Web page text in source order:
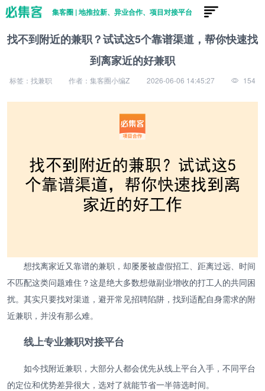
集客圈 | 地推拉新、异业合作、项目对接平台
找不到附近的兼职？试试这5个靠谱渠道，帮你快速找
到离家近的好兼职
标签：找兼职 作者：集客圈小编Z 2026-06-06 14:45:27 154
想找离家近又靠谱的兼职，却屡屡被虚假招工、距离过远、时间
不匹配这类问题难住？这是绝大多数想做副业增收的打工人的共同困
扰。其实只要找对渠道，避开常见招聘陷阱，找到适配自身需求的附
近兼职，并没有那么难。
线上专业兼职对接平台
如今找附近兼职，大部分人都会优先从线上平台入手，不同平台
的定位和优势差异很大，选对了就能节省一半筛选时间。